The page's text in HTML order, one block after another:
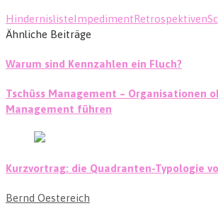
HindernislisteImpedimentRetrospektiven
Ähnliche Beiträge
Warum sind Kennzahlen ein Fluch?
Tschüss Management – Organisationen
Management führen
Kurzvortrag: die Quadranten-Typologie
Bernd Oestereich